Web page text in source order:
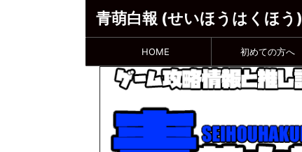
青萌白報 (せいほうはくほう)
HOME 初めての方へ